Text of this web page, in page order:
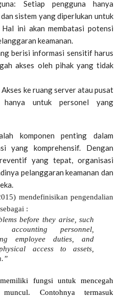
Setiap pengguna hanya
sistem yang diperlukan untuk
Hal ini akan membatasi potensi
keamanan.
berisi informasi sensitif harus
akses oleh pihak yang tidak
ke ruang server atau pusat
untuk personel yang
komponen penting dalam
yang komprehensif. Dengan
yang tepat, organisasi
pelanggaran keamanan dan
mendefinisikan pengendalian
:
before they arise, such
personnel,
employee duties, and
access to assets,
fungsi untuk mencegah
Contohnya termasuk